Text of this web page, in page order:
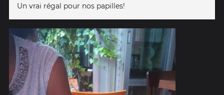
Un vrai régal pour nos papilles!